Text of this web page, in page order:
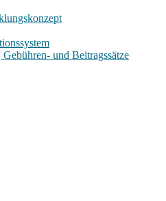
Gebühren- und Beitragssätze